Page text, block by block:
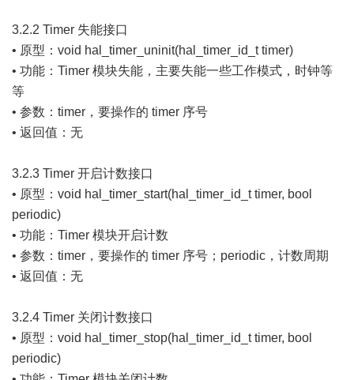
3.2.2 Timer 失能接口
• 原型：void hal_timer_uninit(hal_timer_id_t timer)
• 功能：Timer 模块失能，主要失能一些工作模式，时钟等
等
• 参数：timer，要操作的 timer 序号
• 返回值：无
3.2.3 Timer 开启计数接口
• 原型：void hal_timer_start(hal_timer_id_t timer, bool
periodic)
• 功能：Timer 模块开启计数
• 参数：timer，要操作的 timer 序号；periodic，计数周期
• 返回值：无
3.2.4 Timer 关闭计数接口
• 原型：void hal_timer_stop(hal_timer_id_t timer, bool
periodic)